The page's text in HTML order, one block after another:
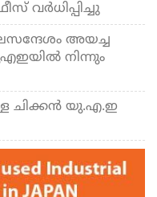
വർധിപ്പിച്ചു
അയച്ച
നിന്നും
ചിക്കൻ യു.എ.ഇ